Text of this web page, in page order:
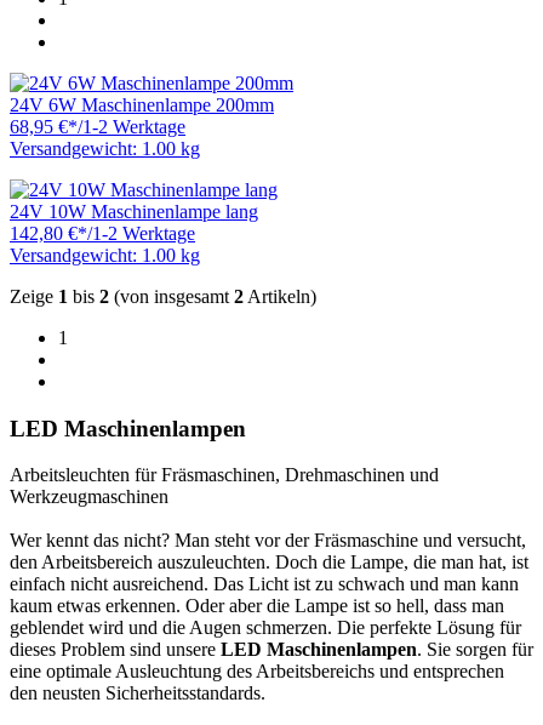
24V 6W Maschinenlampe 200mm
68,95 €*/1-2 Werktage
Versandgewicht: 1.00 kg
24V 10W Maschinenlampe lang
142,80 €*/1-2 Werktage
Versandgewicht: 1.00 kg
Zeige 1 bis 2 (von insgesamt 2 Artikeln)
1
LED Maschinenlampen
Arbeitsleuchten für Fräsmaschinen, Drehmaschinen und
Werkzeugmaschinen
Wer kennt das nicht? Man steht vor der Fräsmaschine und versucht,
den Arbeitsbereich auszuleuchten. Doch die Lampe, die man hat, ist
einfach nicht ausreichend. Das Licht ist zu schwach und man kann
kaum etwas erkennen. Oder aber die Lampe ist so hell, dass man
geblendet wird und die Augen schmerzen. Die perfekte Lösung für
dieses Problem sind unsere LED Maschinenlampen. Sie sorgen für
eine optimale Ausleuchtung des Arbeitsbereichs und entsprechen
den neusten Sicherheitsstandards.